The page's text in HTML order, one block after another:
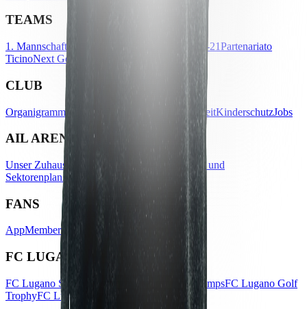
TEAMS
1. Mannschaft Männer U-21Partenariato
TicinoNext Gens
CLUB
Organigramm Geschichte NachhaltigkeitKinderschutzJobs
AIL ARENA
Unser Zuhause Digital Stadium Map
Eingangs- und
Sektorenplan Anreise Official Store
FANS
AppMembership Fan Club Club Sostenitori
FC LUGANO EVENTS
FC Lugano Scuola Calcio FC Lugano Kids CampsFC Lugano Golf
TrophyFC Lugano On Tour